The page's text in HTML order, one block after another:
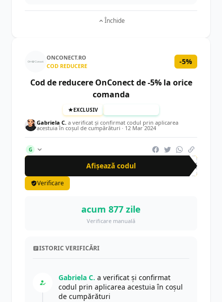
Închide
ONCONECT.RO
COD REDUCERE
-5%
Cod de reducere OnConect de -5% la orice
comanda
EXCLUSIV
Gabriela C. a verificat și confirmat codul prin aplicarea
acestuia în coșul de cumpărături · 12 Mar 2024
G
Afișează codul CRN
Verificare
acum 877 zile
Verificare manuală
ISTORIC VERIFICĂRI
Gabriela C. a verificat și confirmat
codul prin aplicarea acestuia în coșul
de cumpărături